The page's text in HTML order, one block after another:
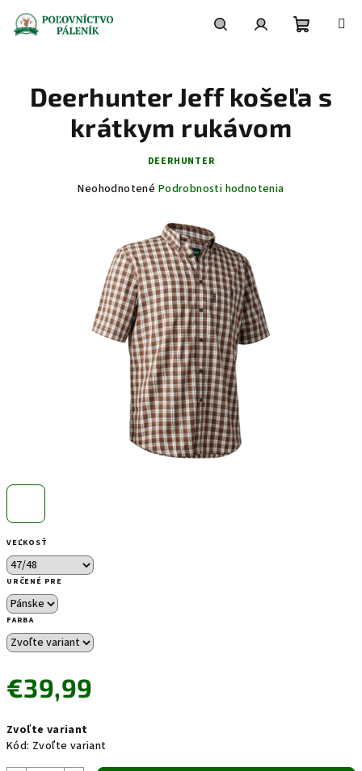
obsah
košík
VEĽKOSŤ
URČENÉ PRE
FARBA
€39,99
cena:
Zvoľte variant
Kód: Zvoľte variant
Deerhunter Jeff košeľa s
krátkym rukávom
DEERHUNTER
Priemerné
hviezdičiek.
Neohodnotené Podrobnosti hodnotenia